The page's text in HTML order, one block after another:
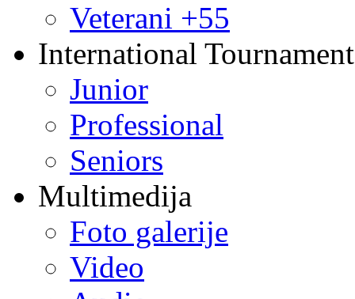
Veterani +55
International
Junior
Professional
Seniors
Multimedija
Foto galerije
Video